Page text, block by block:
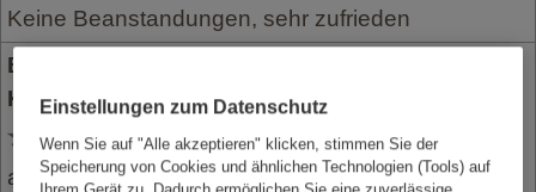
Keine Beanstandungen, sehr zufrieden
Bewertung Leistungsabrechnung
Krankenversicherung vom 24. Juni 2015
alles perfekt, schnelle unbürokratisch Erledigung
Einstellungen zum Datenschutz
Wenn Sie auf "Alle akzeptieren" klicken, stimmen Sie der
Speicherung von Cookies und ähnlichen Technologien (Tools) auf